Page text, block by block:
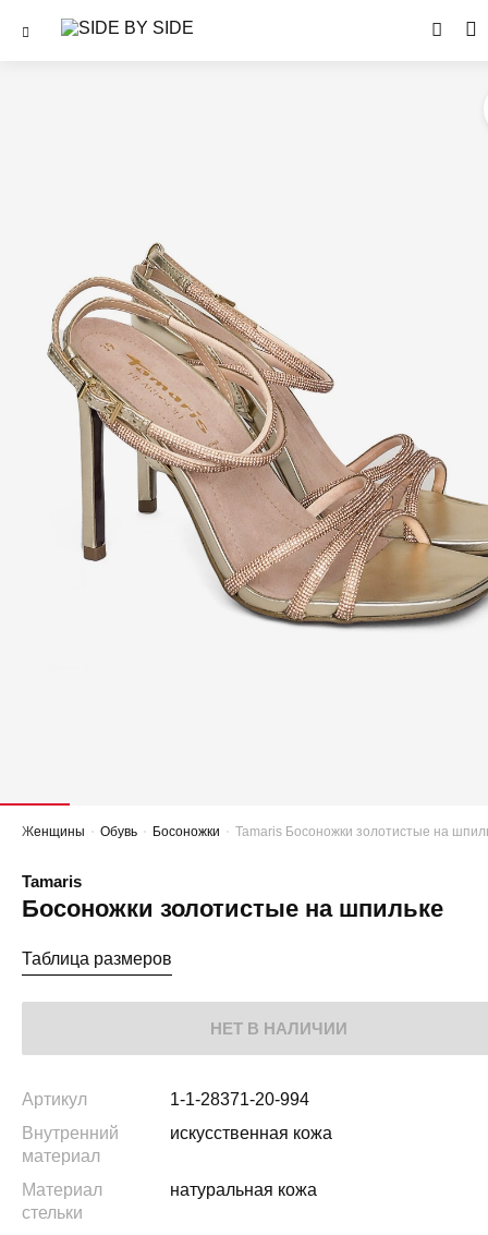
Женщины Обувь Босоножки Tamaris Босоножки золотистые на
Tamaris
Босоножки золотистые на шпильке
Таблица размеров
НЕТ В НАЛИЧИИ
Артикул
1-1-28371-20-994
Внутренний
материал
искусственная кожа
Материал
стельки
натуральная кожа